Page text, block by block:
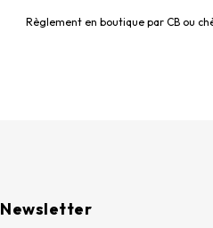
Règlement en boutique par CB ou
Newsletter